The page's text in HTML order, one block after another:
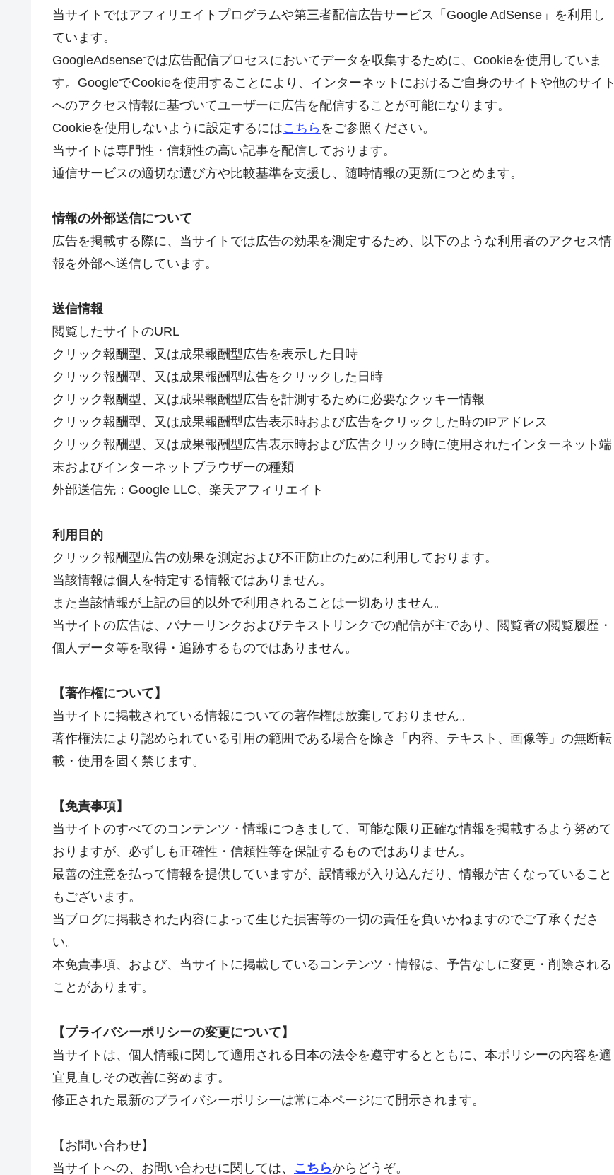
当サイトではアフィリエイトプログラムや第三者配信広告サービス「Google AdSense」を利用し
ています。
GoogleAdsenseでは広告配信プロセスにおいてデータを収集するために、Cookieを使用していま
す。GoogleでCookieを使用することにより、インターネットにおけるご自身のサイトや他のサイト
へのアクセス情報に基づいてユーザーに広告を配信することが可能になります。
Cookieを使用しないように設定するにはこちら をご参照ください。
当サイトは専門性・信頼性の高い記事を配信しております。
通信サービスの適切な選び方や比較基準を支援し、随時情報の更新につとめます。
情報の外部送信について
広告を掲載する際に、当サイトでは広告の効果を測定するため、以下のような利用者のアクセス情
報を外部へ送信しています。
送信情報
閲覧したサイトのURL
クリック報酬型、又は成果報酬型広告を表示した日時
クリック報酬型、又は成果報酬型広告をクリックした日時
クリック報酬型、又は成果報酬型広告を計測するために必要なクッキー情報
クリック報酬型、又は成果報酬型広告表示時および広告をクリックした時のIPアドレス
クリック報酬型、又は成果報酬型広告表示時および広告クリック時に使用されたインターネット端
末およびインターネットブラウザーの種類
外部送信先：Google LLC、楽天アフィリエイト
利用目的
クリック報酬型広告の効果を測定および不正防止のために利用しております。
当該情報は個人を特定する情報ではありません。
また当該情報が上記の目的以外で利用されることは一切ありません。
当サイトの広告は、バナーリンクおよびテキストリンクでの配信が主であり、閲覧者の閲覧履歴・
個人データ等を取得・追跡するものではありません。
【著作権について】
当サイトに掲載されている情報についての著作権は放棄しておりません。
著作権法により認められている引用の範囲である場合を除き「内容、テキスト、画像等」の無断転
載・使用を固く禁じます。
【免責事項】
当サイトのすべてのコンテンツ・情報につきまして、可能な限り正確な情報を掲載するよう努めて
おりますが、必ずしも正確性・信頼性等を保証するものではありません。
最善の注意を払って情報を提供していますが、誤情報が入り込んだり、情報が古くなっていること
もございます。
当ブログに掲載された内容によって生じた損害等の一切の責任を負いかねますのでご了承くださ
い。
本免責事項、および、当サイトに掲載しているコンテンツ・情報は、予告なしに変更・削除される
ことがあります。
【プライバシーポリシーの変更について】
当サイトは、個人情報に関して適用される日本の法令を遵守するとともに、本ポリシーの内容を適
宜見直しその改善に努めます。
修正された最新のプライバシーポリシーは常に本ページにて開示されます。
【お問い合わせ】
当サイトへの、お問い合わせに関しては、 こちらからどうぞ。